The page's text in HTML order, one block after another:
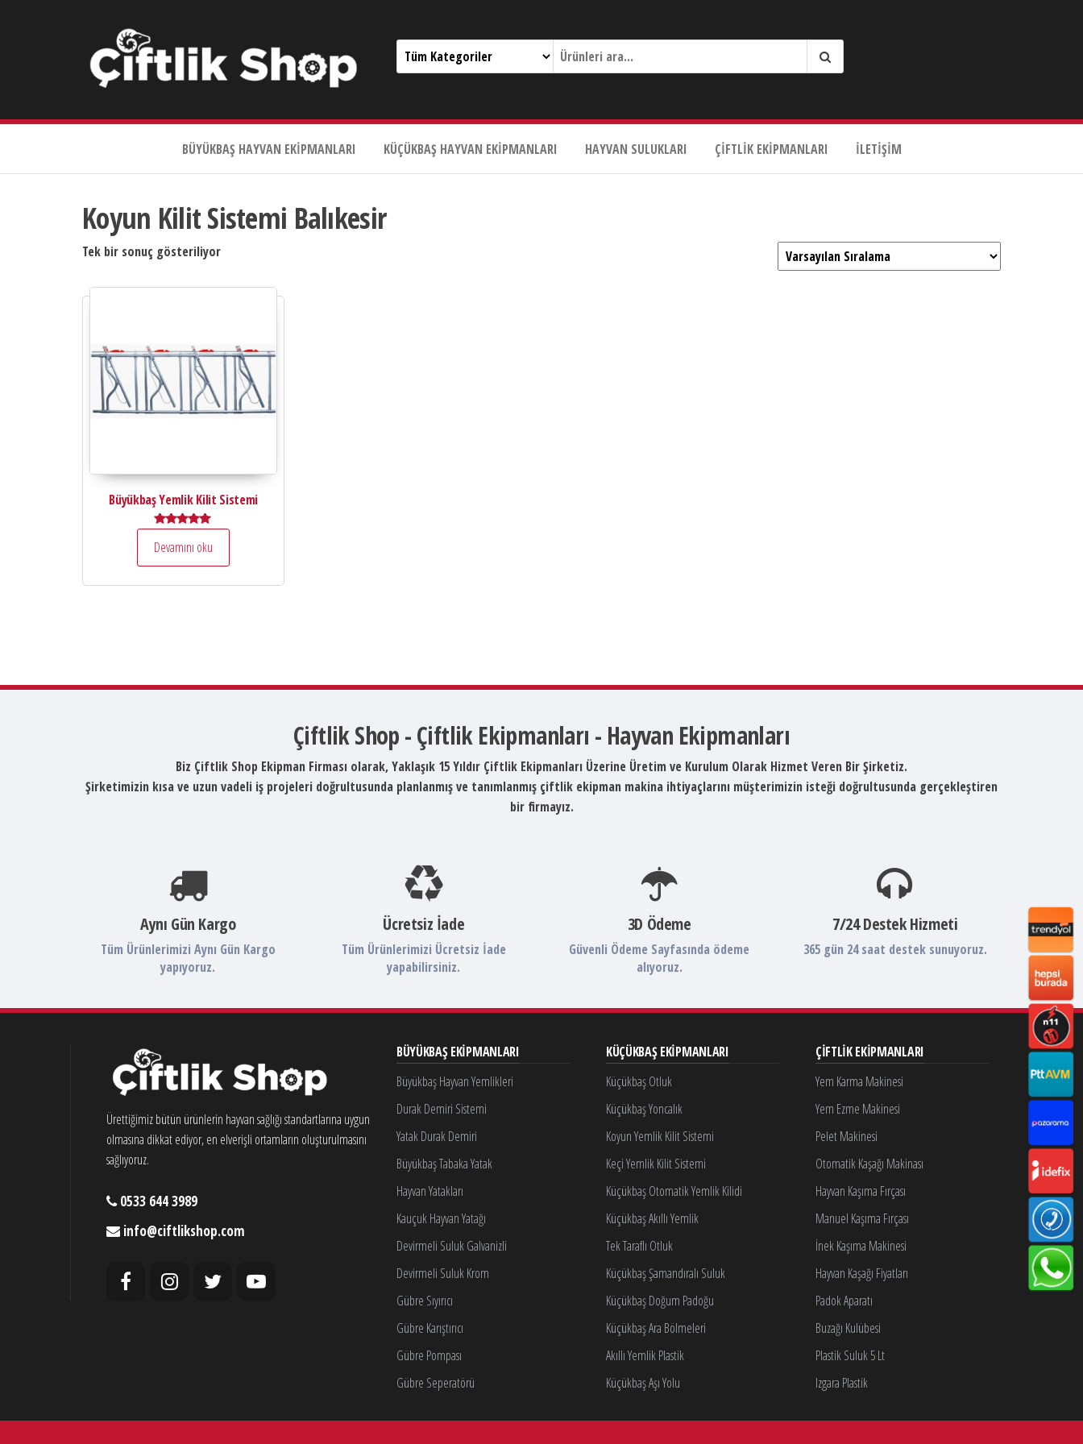
Shop
3989
BÜYÜKBAŞ HAYVAN EKIPMANLARI KÜÇÜKBAŞ HAYVAN EKIPMANLARI HAYVAN SULUKLARI ÇIFTLIK EKIPMANLARI İLETIŞIM
Koyun Kilit Sistemi Balıkesir
Tek bir sonuç gösteriliyor
Büyükbaş Yemlik Kilit Sistemi
5.00
oy aldı
Devamını oku
Çiftlik Shop - Çiftlik Ekipmanları - Hayvan Ekipmanları
Biz Çiftlik Shop Ekipman Firması olarak, Yaklaşık 15 Yıldır Çiftlik Ekipmanları Üzerine Üretim ve Kurulum Olarak Hizmet Veren Bir Şirketiz.
Şirketimizin kısa ve uzun vadeli iş projeleri doğrultusunda planlanmış ve tanımlanmış çiftlik ekipman makina ihtiyaçlarını müşterimizin isteği doğrultusunda gerçekleştiren
bir firmayız.
Aynı Gün Kargo
Tüm Ürünlerimizi Aynı Gün Kargo
yapıyoruz.
Ücretsiz İade
Tüm Ürünlerimizi Ücretsiz İade
yapabilirsiniz.
3D Ödeme
Güvenli Ödeme Sayfasında ödeme
alıyoruz.
7/24 Destek Hizmeti
365 gün 24 saat destek sunuyoruz.
Ürettiğimiz bütün ürünlerin hayvan sağlığı standartlarına uygun
olmasına dikkat ediyor, en elverişli ortamların oluşturulmasını
sağlıyoruz.
0533 644 3989
info@ciftlikshop.com
BÜYÜKBAŞ EKIPMANLARI
Büyükbaş Hayvan Yemlikleri
Durak Demiri Sistemi
Yatak Durak Demiri
Büyükbaş Tabaka Yatak
Hayvan Yatakları
Kauçuk Hayvan Yatağı
Devirmeli Suluk Galvanizli
Devirmeli Suluk Krom
Gübre Sıyırıcı
Gübre Karıştırıcı
Gübre Pompası
Gübre Seperatörü
KÜÇÜKBAŞ EKIPMANLARI
Küçükbaş Otluk
Küçükbaş Yoncalık
Koyun Yemlik Kilit Sistemi
Keçi Yemlik Kilit Sistemi
Küçükbaş Otomatik Yemlik Kilidi
Küçükbaş Akıllı Yemlik
Tek Taraflı Otluk
Küçükbaş Şamandıralı Suluk
Küçükbaş Doğum Padoğu
Küçükbaş Ara Bölmeleri
Akıllı Yemlik Plastik
Küçükbaş Aşı Yolu
ÇIFTLIK EKIPMANLARI
Yem Karma Makinesi
Yem Ezme Makinesi
Pelet Makinesi
Otomatik Kaşağı Makinası
Hayvan Kaşıma Fırçası
Manuel Kaşıma Fırçası
İnek Kaşıma Makinesi
Hayvan Kaşağı Fiyatları
Padok Aparatı
Buzağı Kulübesi
Plastik Suluk 5 Lt
Izgara Plastik